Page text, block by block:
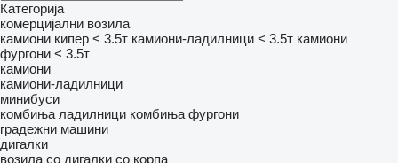
Категорија
комерцијални возила
камиони кипер < 3.5т камиони-ладилници < 3.5т камиони
фургони < 3.5т
камиони
камиони-ладилници
минибуси
комбиња ладилници комбиња фургони
градежни машини
дигалки
возила со дигалки со корпа